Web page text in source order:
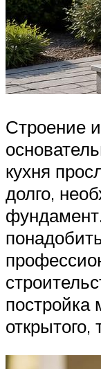
Строение
кухня
долго,
постройка
открытого,